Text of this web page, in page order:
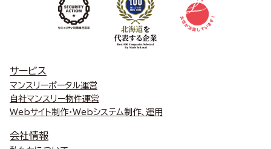
サービス
マンスリーポータル運営
自社マンスリー物件運営
Webサイト制作・Webシステム制作、運用
会社情報